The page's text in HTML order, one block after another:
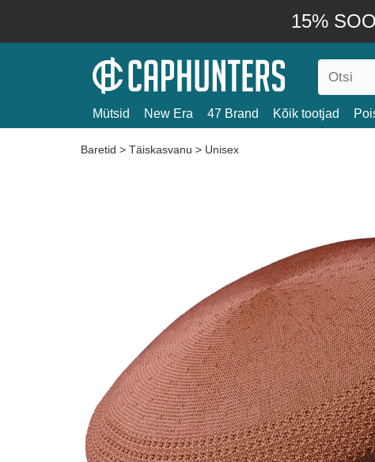
15%
Mütsid New Era 47 Brand Kõik tootjad
Baretid > Täiskasvanu > Unisex